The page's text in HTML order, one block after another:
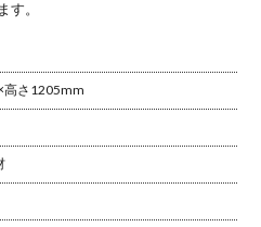
す。
高さ1205mm